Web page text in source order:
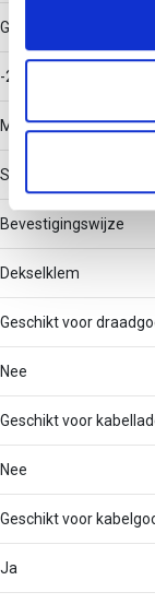
en om ons
partners voor
partners
verzameld op
Gebruikstemperatuur
-20 - 120
Materiaal
Staal
Bevestigingswijze
Dekselklem
Geschikt voor
Nee
Geschikt voor
Nee
Geschikt voor
Ja